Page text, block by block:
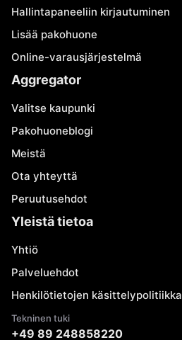
Hallintapaneeliin kirjautuminen
Lisää pakohuone
Online-varausjärjestelmä
Aggregator
Valitse kaupunki
Pakohuoneblogi
Meistä
Ota yhteyttä
Peruutusehdot
Yleistä tietoa
Yhtiö
Palveluehdot
Henkilötietojen käsittelypolitiikka
Tekninen tuki
+49 89 248858220